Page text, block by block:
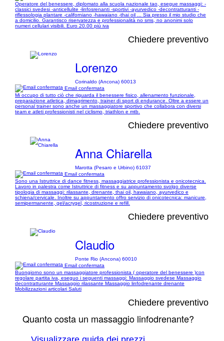
Operatore del benessere, diplomato alla scuola nazionale tao, esegue massaggi: -
classici svedesi -anticellulite -linfosrenanti -sportivi -ayurvedico -decontratturanti -
riflessologia plantare -californiano -hawaiano -thai oil ... Sia presso il mio studio che
a domicilio. Garantisco riservatezza e professionalità no sms, no anonimi solo
numeri cellulari visibili. Euro 20.00 più iva
Chiedere preventivo
Lorenzo
Corinaldo (Ancona) 60013
Email confermata
Mi occupo di tutto ciò che riguarda il benessere fisico, allenamento funzionale,
preparazione atletica, dimagrimento, trainer di sport di endurance. Oltre a essere un
personal trainer sono anche un massaggiatore sportivo che collabora con diversi
team e atleti professionisti nel ciclismo, triathlon e mtb.
Chiedere preventivo
Anna Chiarella
Marotta (Pesaro e Urbino) 61037
Email confermata
Sono una Istruttrice di dance fitness, massaggiatrice professionista e onicotecnica.
Lavoro in palestra come Istruttrice di fitness e su appuntamento svolgo diverse
tipologia di massaggi: rilassante, drenante, thai oil, hawaiano, ayurvedico e
schiena/cervicale. Inoltre su appuntamento offro servizio di onicotecnica: manicure,
semipermanente, gel/acrygel, ricostruzione e refill.
Chiedere preventivo
Claudio
Ponte Rio (Ancona) 60010
Email confermata
Buongiorno sono un massaggiatore professionista ( operatore del benessere )con
regolare partita iva, eseguo i seguenti massaggi: Massaggio svedese Massaggio
decontratturante Massaggio rilassante Massaggio linfodrenante drenante
Mobilizzazioni articolari Saluti
Chiedere preventivo
Quanto costa un massaggio linfodrenante?